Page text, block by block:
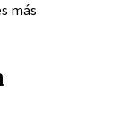
más